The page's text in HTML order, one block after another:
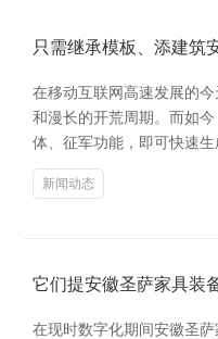
只需继承模板、添建筑
在移动互联网高速发展的
和漫长的开荒周期。而如
体、征军功能，即可快速
新闻动态
它们提安徽圣萨家具装
在现时数字化期间安徽圣